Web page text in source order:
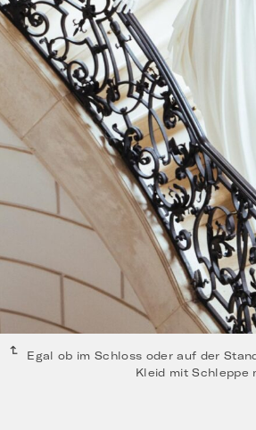
Egal ob im Schloss oder auf der
Kleid mit Schleppe